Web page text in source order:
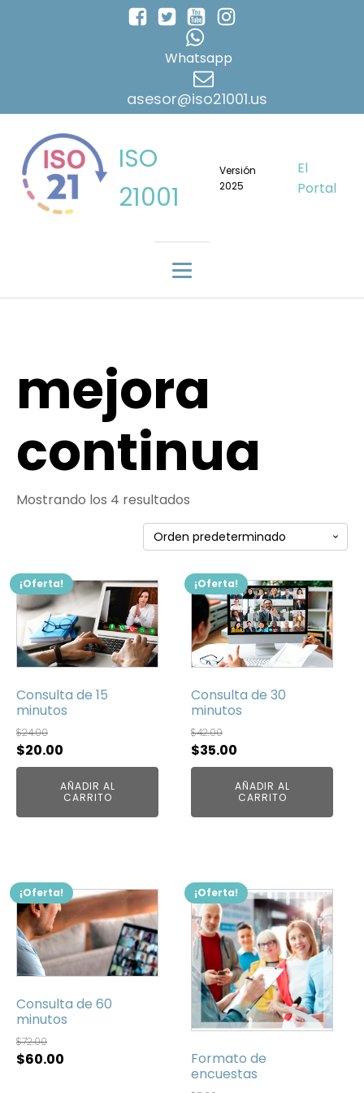
Whatsapp
asesor@iso21001.us
ISO
21001
Versión
2025
El
Portal
mejora
continua
Mostrando los 4 resultados
¡Oferta!
Consulta de 15
minutos
$24.00
El
precio
original
era:
$20.00
precio
actual
AÑADIR AL
CARRITO
¡Oferta!
Consulta de 30
minutos
$42.00
El
precio
original
era:
$35.00
precio
actual
AÑADIR AL
CARRITO
¡Oferta!
Consulta de 60
minutos
$72.00
El
$60.00
¡Oferta!
Formato de
encuestas